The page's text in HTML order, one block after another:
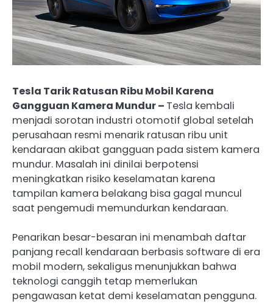
Tesla Tarik Ratusan Ribu Mobil Karena
Gangguan Kamera Mundur – Tesla kembali
menjadi sorotan industri otomotif global setelah
perusahaan resmi menarik ratusan ribu unit
kendaraan akibat gangguan pada sistem kamera
mundur. Masalah ini dinilai berpotensi
meningkatkan risiko keselamatan karena
tampilan kamera belakang bisa gagal muncul
saat pengemudi memundurkan kendaraan.
Penarikan besar-besaran ini menambah daftar
panjang recall kendaraan berbasis software di era
mobil modern, sekaligus menunjukkan bahwa
teknologi canggih tetap memerlukan
pengawasan ketat demi keselamatan pengguna.